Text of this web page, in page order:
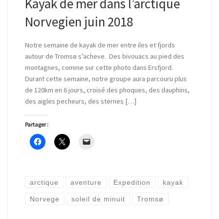
Norvegien juin 2018
Notre semaine de kayak de mer entre iles et fjords
autour de Tromsø s’acheve. Des bivouacs au pied des
montagnes, comme sur cette photo dans Ersfjord.
Durant cette semaine, notre groupe aura parcouru plus
de 120km en 6 jours, croisé des phoques, des dauphins,
des aigles pecheurs, des sternes […]
Partager :
arctique aventure Expedition kayak
Norvege soleil de minuit Tromsø